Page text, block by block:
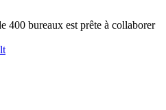
400 bureaux est prête à collaborer